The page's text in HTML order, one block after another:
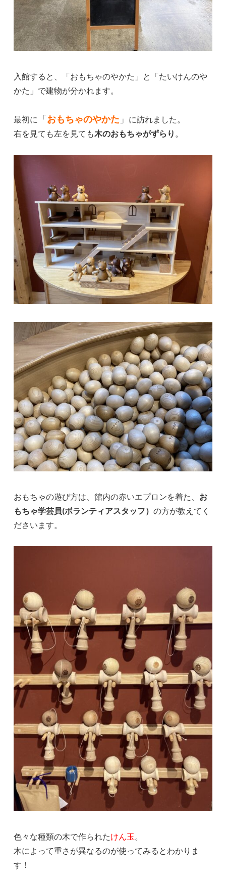
入館すると、「おもちゃのやかた」と「たいけんのや
かた」で建物が分かれます。
最初に 「おもちゃのやかた 」 に訪れました。
右を見ても左を見ても木のおもちゃがずらり 。
おもちゃの遊び方は、館内の赤いエプロンを着た、 お
もちゃ学芸員(ボランティアスタッフ）の方が教えてく
ださいます。
色々な種類の木で作られたけん玉 。
木によって重さが異なるのが使ってみるとわかりま
す！